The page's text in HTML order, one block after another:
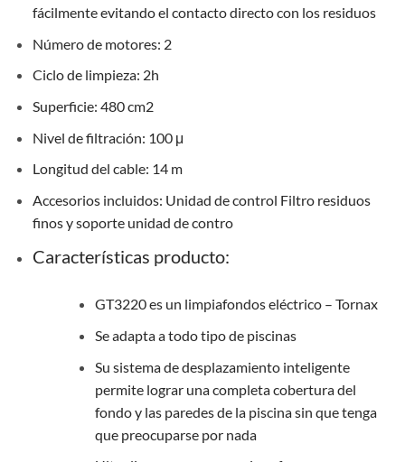
fácilmente evitando el contacto directo con los residuos
Número de motores: 2
Ciclo de limpieza: 2h
Superficie: 480 cm2
Nivel de filtración: 100 μ
Longitud del cable: 14 m
Accesorios incluidos: Unidad de control Filtro residuos
finos y soporte unidad de contro
Características producto:
GT3220 es un limpiafondos eléctrico – Tornax
Se adapta a todo tipo de piscinas
Su sistema de desplazamiento inteligente
permite lograr una completa cobertura del
fondo y las paredes de la piscina sin que tenga
que preocuparse por nada